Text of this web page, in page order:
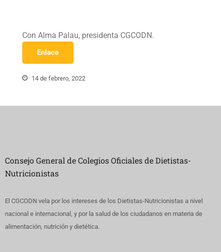
Con Alma Palau, presidenta CGCODN.
Enlace
14 de febrero, 2022
Consejo General de Colegios Oficiales de Dietistas-
Nutricionistas
El CGCODN vela por los intereses de los Dietistas-Nutricionistas a nivel
nacional e internacional, y por la salud de los ciudadanos en materia de
alimentación, nutrición y dietética.